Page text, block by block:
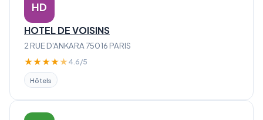
HD
HOTEL DE VOISINS
2 RUE D'ANKARA 75016 PARIS
★★★★★ 4.6/5
Hôtels